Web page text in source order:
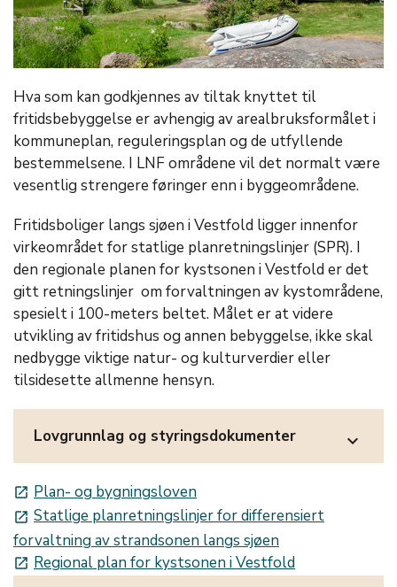
Hva som kan godkjennes av tiltak knyttet til
fritidsbebyggelse er avhengig av arealbruksformålet i
kommuneplan, reguleringsplan og de utfyllende
bestemmelsene. I LNF områdene vil det normalt være
vesentlig strengere føringer enn i byggeområdene.
Fritidsboliger langs sjøen i Vestfold ligger innenfor
virkeområdet for statlige planretningslinjer (SPR). I
den regionale planen for kystsonen i Vestfold er det
gitt retningslinjer om forvaltningen av kystområdene,
spesielt i 100-meters beltet. Målet er at videre
utvikling av fritidshus og annen bebyggelse, ikke skal
nedbygge viktige natur- og kulturverdier eller
tilsidesette allmenne hensyn.
Lovgrunnlag og styringsdokumenter expand_more
launch Plan- og bygningsloven
launch Statlige planretningslinjer for differensiert
forvaltning av strandsonen langs sjøen
launch Regional plan for kystsonen i Vestfold